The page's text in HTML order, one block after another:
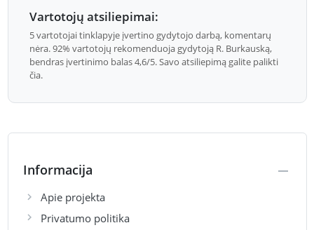
Vartotojų atsiliepimai:
5 vartotojai tinklapyje įvertino gydytojo darbą, komentarų
nėra. 92% vartotojų rekomenduoja gydytoją R. Burkauską,
bendras įvertinimo balas 4,6/5. Savo atsiliepimą galite palikti
čia.
Informacija
Apie projekta
Privatumo politika